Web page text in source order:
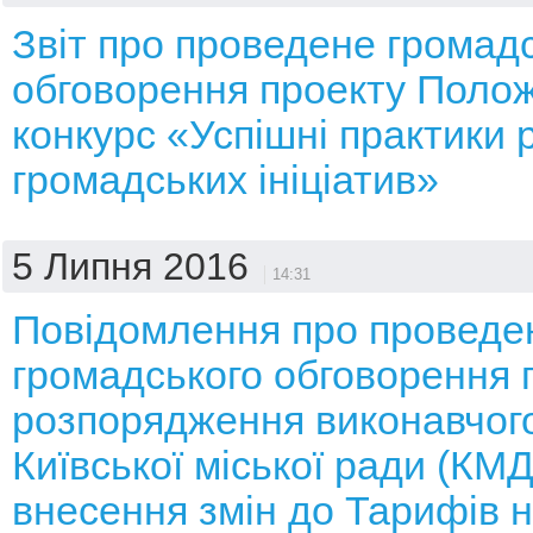
Звіт про проведене
обговорення проекту
конкурс «Успішні практики
громадських ініціатив»
5 Липня 2016 14:31
Повідомлення про
громадського обговорення
розпорядження
Київської міської ради
внесення змін до Тарифів